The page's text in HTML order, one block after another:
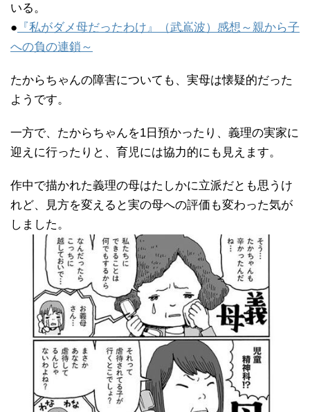
いる。
● 『私がダメ母だったわけ』（武嶌波）感想～親から子
への負の連鎖～
たからちゃんの障害についても、実母は懐疑的だった
ようです。
一方で、たからちゃんを1日預かったり、義理の実家に
迎えに行ったりと、育児には協力的にも見えます。
作中で描かれた義理の母はたしかに立派だとも思うけ
れど、見方を変えると実の母への評価も変わった気が
しました。